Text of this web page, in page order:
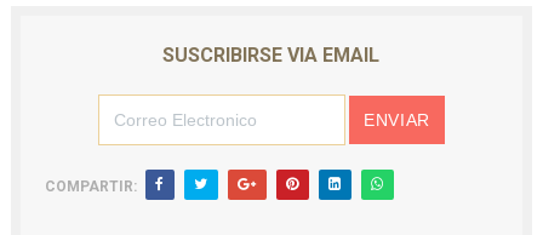
SUSCRIBIRSE VIA EMAIL
COMPARTIR: